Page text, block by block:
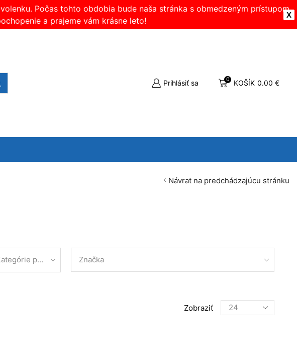
X
Počas tohto obdobia bude naša stránka s obmedzeným prístupom.
a prajeme vám krásne leto!
Prihlásiť sa 0 KOŠÍK 0.00 €
Návrat na predchádzajúcu stránku
produktov Značka
Zobraziť
Products
per